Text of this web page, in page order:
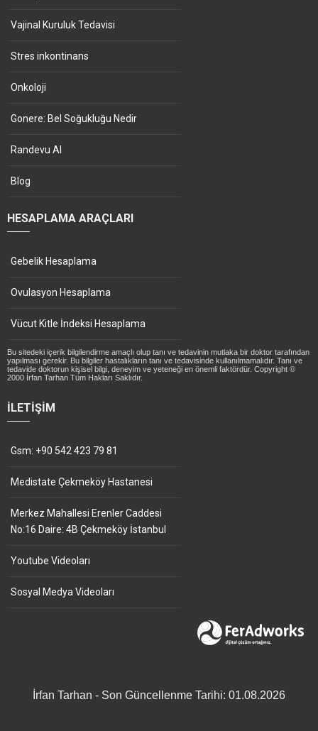
Vajinal Kuruluk Tedavisi
Stres inkontinans
Onkoloji
Gonere: Bel Soğukluğu Nedir
Randevu Al
Blog
HESAPLAMA ARAÇLARI
Gebelik Hesaplama
Ovulasyon Hesaplama
Vücut Kitle İndeksi Hesaplama
Bu sitedeki içerik bilgilendirme amaçlı olup tanı ve tedavinin mutlaka bir doktor tarafından
yapılması gerekir. Bu bilgiler hastalıkların tanı ve tedavisinde kullanılmamalıdır. Tanı ve
tedavide doktorun kişisel bilgi, deneyim ve yeteneği en önemli faktördür. Copyright ©
2000 İrfan Tarhan Tüm Hakları Saklıdır.
İLETIŞIM
Gsm: +90 542 423 79 81
Medistate Çekmeköy Hastanesi
Merkez Mahallesi Erenler Caddesi
No:16 Daire: 4B Çekmeköy İstanbul
Youtube Videoları
Sosyal Medya Videoları
İrfan Tarhan - Son Güncellenme Tarihi: 01.08.2026